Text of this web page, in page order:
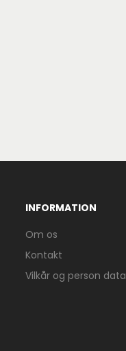
INFORMATION
Om os
Kontakt
Vilkår og person data